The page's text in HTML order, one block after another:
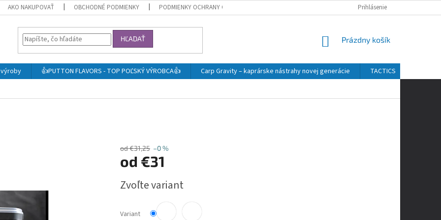
AKO NAKUPOVAŤ OBCHODNÉ PODMIENKY PODMIENKY OCHRANY OSOBNÝCH ÚDAJOV Prihlásenie
HĽADAŤ
NÁKUPNÝ
Prázdny košík
👍PUTTON FLAVORS - TOP POĽSKÝ VÝROBCA👍 Carp Gravity – kaprárske nástrahy novej generácie TACTICS
od €31,25 –0 %
od €31
cena:
Zvoľte variant
Variant